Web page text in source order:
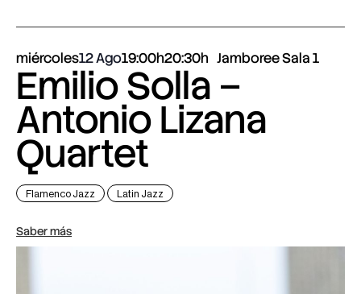
miércoles12 Ago19:00h20:30h Jamboree Sala 1
Emilio Solla –
Antonio Lizana
Quartet
Flamenco Jazz Latin Jazz
Saber más